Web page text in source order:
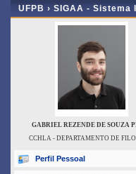
UFPB › SIGAA - Sistema
GABRIEL REZENDE DE SOUZA
CCHLA - DEPARTAMENTO DE
Perfil Pessoal